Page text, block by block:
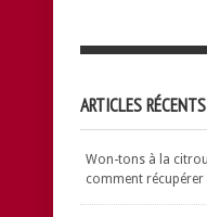
ARTICLES RÉCENTS
Won-tons à la
comment récupérer